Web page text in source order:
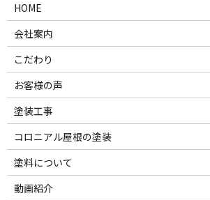
HOME
会社案内
こだわり
お客様の声
塗装工事
コロニアル屋根の塗装
塗料について
動画紹介